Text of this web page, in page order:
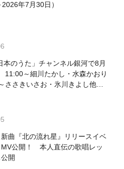
年7月30日）
本のうた」チャンネル銀河で8月
～細川たかし・水森かおり
ささきいさお・氷川きよし他登
曲『北の流れ星』リリースイベ
MV公開！ 本人直伝の歌唱レッ
開